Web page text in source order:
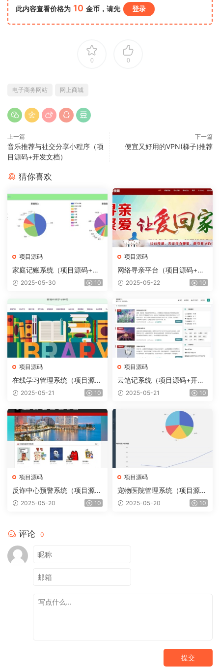
此内容查看价格为 10 金币，请先 登录
0 0
电子商务网站 网上商城
上一篇
音乐推荐与社交分享小程序（项
目源码+开发文档）
下一篇
便宜又好用的VPN(梯子)推荐
猜你喜欢
项目源码
家庭记账系统（项目源码+开
发文档）
2025-05-30 10
项目源码
网络寻亲平台（项目源码+开
发文档）
2025-05-22 10
项目源码
在线学习管理系统（项目源码
+开发文档）
2025-05-21 10
项目源码
云笔记系统（项目源码+开发
文档）
2025-05-21 10
项目源码
反诈中心预警系统（项目源码
+开发文档）
2025-05-20 10
项目源码
宠物医院管理系统（项目源码
+开发文档）
2025-05-20 10
评论 0
提交